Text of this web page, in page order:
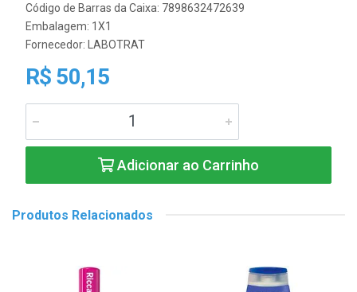
Código de Barras da Caixa: 7898632472639
Embalagem: 1X1
Fornecedor: LABOTRAT
R$ 50,15
Adicionar ao Carrinho
Produtos Relacionados